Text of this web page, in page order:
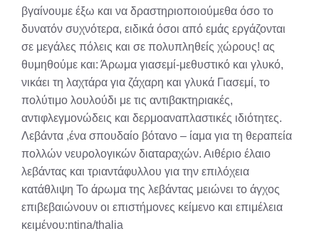
βγαίνουμε έξω και να δραστηριοποιούμεθα όσο το
δυνατόν συχνότερα, ειδικά όσοι από εμάς εργάζονται
σε μεγάλες πόλεις και σε πολυπληθείς χώρους! ας
θυμηθούμε και: Άρωμα γιασεμί-μεθυστικό και γλυκό,
νικάει τη λαχτάρα για ζάχαρη και γλυκά Γιασεμί, το
πολύτιμο λουλούδι με τις αντιβακτηριακές,
αντιφλεγμονώδεις και δερμοαναπλαστικές ιδιότητες.
Λεβάντα ,ένα σπουδαίο βότανο – ίαμα για τη θεραπεία
πολλών νευρολογικών διαταραχών. Αιθέριο έλαιο
λεβάντας και τριαντάφυλλου για την επιλόχεια
κατάθλιψη Το άρωμα της λεβάντας μειώνει το άγχος
επιβεβαιώνουν οι επιστήμονες κείμενο και επιμέλεια
κειμένου:ntina/thalia